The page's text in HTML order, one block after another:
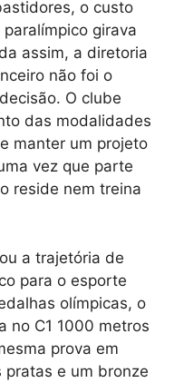
o custo
girava
assim, a diretoria
não foi o
O clube
das modalidades
manter um projeto
vez que parte
reside nem treina
a trajetória de
para o esporte
olímpicas, o
no C1 1000 metros
prova em
pratas e um bronze